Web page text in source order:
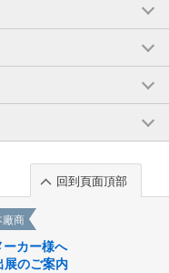
回到頁面頂部
廠商
カー様へ
のご案内